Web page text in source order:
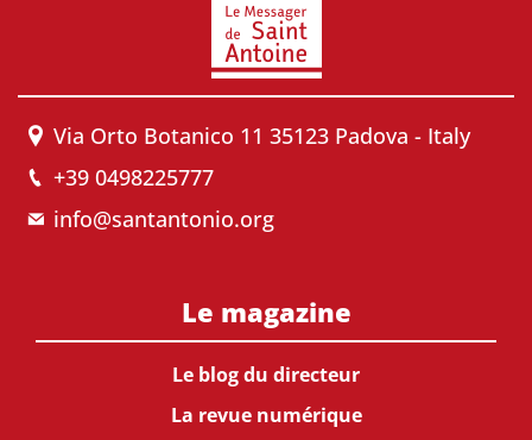
Via Orto Botanico 11 35123 Padova - Italy
+39 0498225777
info@santantonio.org
Le magazine
Le blog du directeur
La revue numérique